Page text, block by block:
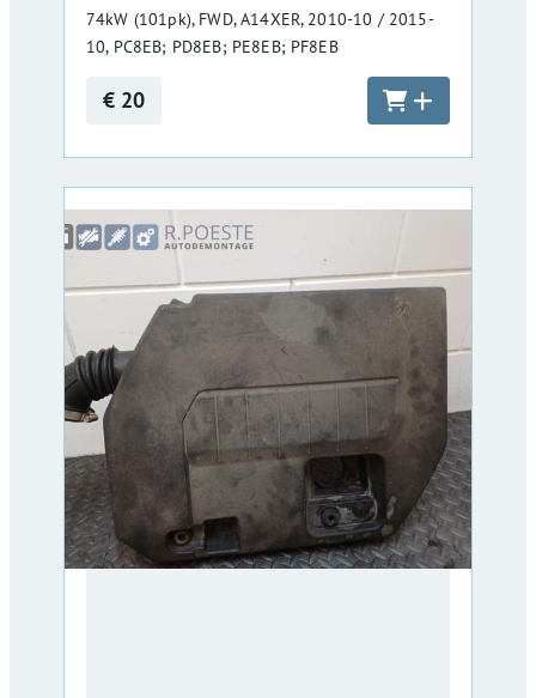
74kW (101pk), FWD, A14XER, 2010-10 / 2015-
10, PC8EB; PD8EB; PE8EB; PF8EB
€ 20